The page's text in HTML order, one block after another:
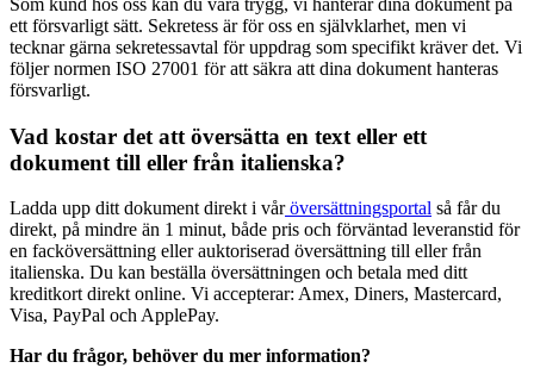
Som kund hos oss kan du vara trygg, vi hanterar dina dokument på
ett försvarligt sätt. Sekretess är för oss en självklarhet, men vi
tecknar gärna sekretessavtal för uppdrag som specifikt kräver det. Vi
följer normen ISO 27001 för att säkra att dina dokument hanteras
försvarligt.
Vad kostar det att översätta en text eller ett
dokument till eller från italienska?
Ladda upp ditt dokument direkt i vår översättningsportal så får du
direkt, på mindre än 1 minut, både pris och förväntad leveranstid för
en facköversättning eller auktoriserad översättning till eller från
italienska. Du kan beställa översättningen och betala med ditt
kreditkort direkt online. Vi accepterar: Amex, Diners, Mastercard,
Visa, PayPal och ApplePay.
Har du frågor, behöver du mer information?